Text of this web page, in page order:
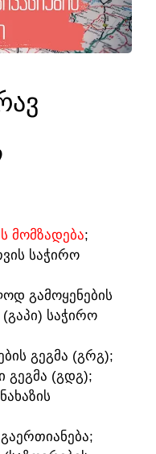
ᲛᲝᲛᲖᲐᲓᲔᲑᲐ;
ᲡᲐᲭᲘᲠᲝ
ᲒᲐᲛᲝᲧᲔᲜᲔᲑᲘᲡ
ᲡᲐᲭᲘᲠᲝ
ᲒᲔᲒᲛᲐ (ᲒᲠᲒ);
ᲒᲔᲒᲛᲐ (ᲒᲓᲒ);
ᲒᲐᲔᲠᲗᲘᲐᲜᲔᲑᲐ;